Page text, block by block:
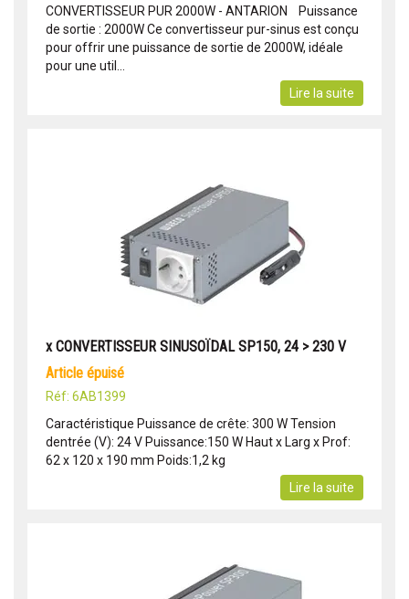
CONVERTISSEUR PUR 2000W - ANTARION Puissance
de sortie : 2000W Ce convertisseur pur-sinus est conçu
pour offrir une puissance de sortie de 2000W, idéale
pour une util...
Lire la suite
x CONVERTISSEUR SINUSOÏDAL SP150, 24 > 230 V
article épuisé
Réf: 6AB1399
Caractéristique Puissance de crête: 300 W Tension
dentrée (V): 24 V Puissance:150 W Haut x Larg x Prof:
62 x 120 x 190 mm Poids:1,2 kg
Lire la suite